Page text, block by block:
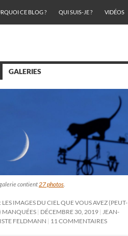
CE BLOG ?
QUI SUIS-JE ? VIDÉOS
GALERIES
contient27 photos.
IMAGES DU CIEL QUE VOUS AVEZ (PEUT-
MANQUÉES DÉCEMBRE 30, 2019 JEAN-
FELDMANN
11 COMMENTAIRES